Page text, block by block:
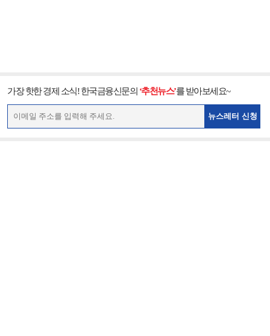
가장 핫한 경제 소식! 한국금융신문의 ‘추천뉴스’를 받아보세요~
뉴스레터 신청